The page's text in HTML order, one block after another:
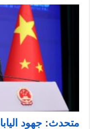
متحدث: جهود